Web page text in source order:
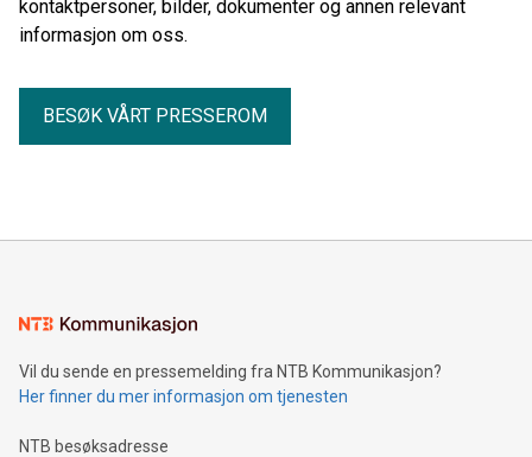
kontaktpersoner, bilder, dokumenter og annen relevant
informasjon om oss.
BESØK VÅRT PRESSEROM
Vil du sende en pressemelding fra NTB Kommunikasjon?
Her finner du mer informasjon om tjenesten
NTB besøksadresse